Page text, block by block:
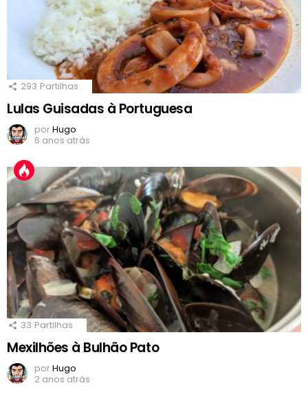
293 Partilhas
Lulas Guisadas à Portuguesa
porHugo
6 anos atrás
33 Partilhas
Mexilhões à Bulhão Pato
porHugo
2 anos atrás